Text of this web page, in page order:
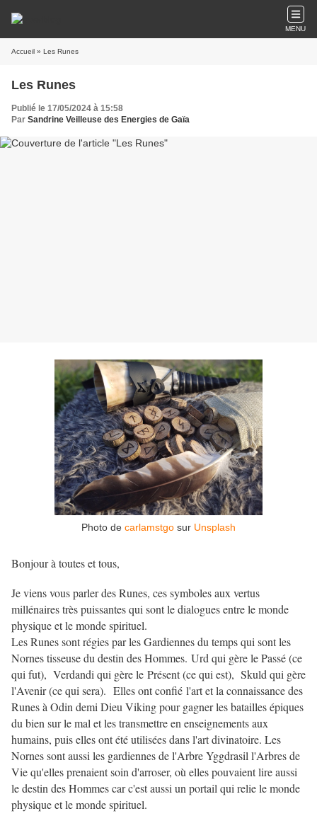
MENU
Accueil » Les Runes
Les Runes
Publié le 17/05/2024 à 15:58
Par Sandrine Veilleuse des Energies de Gaïa
Photo de carlamstgo sur Unsplash
Bonjour à toutes et tous,
Je viens vous parler des Runes, ces symboles aux vertus
millénaires très puissantes qui sont le dialogues entre le monde
physique et le monde spirituel.
Les Runes sont régies par les Gardiennes du temps qui sont les
Nornes tisseuse du destin des Hommes. Urd qui gère le Passé (ce
qui fut), Verdandi qui gère le Présent (ce qui est), Skuld qui gère
l'Avenir (ce qui sera). Elles ont confié l'art et la connaissance des
Runes à Odin demi Dieu Viking pour gagner les batailles épiques
du bien sur le mal et les transmettre en enseignements aux
humains, puis elles ont été utilisées dans l'art divinatoire. Les
Nornes sont aussi les gardiennes de l'Arbre Yggdrasil l'Arbres de
Vie qu'elles prenaient soin d'arroser, où elles pouvaient lire aussi
le destin des Hommes car c'est aussi un portail qui relie le monde
physique et le monde spirituel.